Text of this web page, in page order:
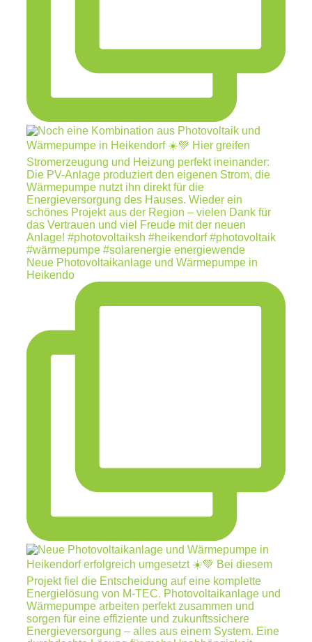
Neue Photovoltaikanlage und Wärmepumpe in
Heikendo